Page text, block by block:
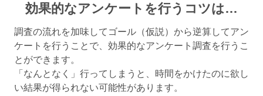
効果的なアンケートを⾏うコツは…
調査の流れを加味してゴール（仮説）から逆算してアン
ケートを行うことで、効果的なアンケート調査を行うこ
とができます。
「なんとなく」行ってしまうと、時間をかけたのに欲し
い結果が得られない可能性があります。